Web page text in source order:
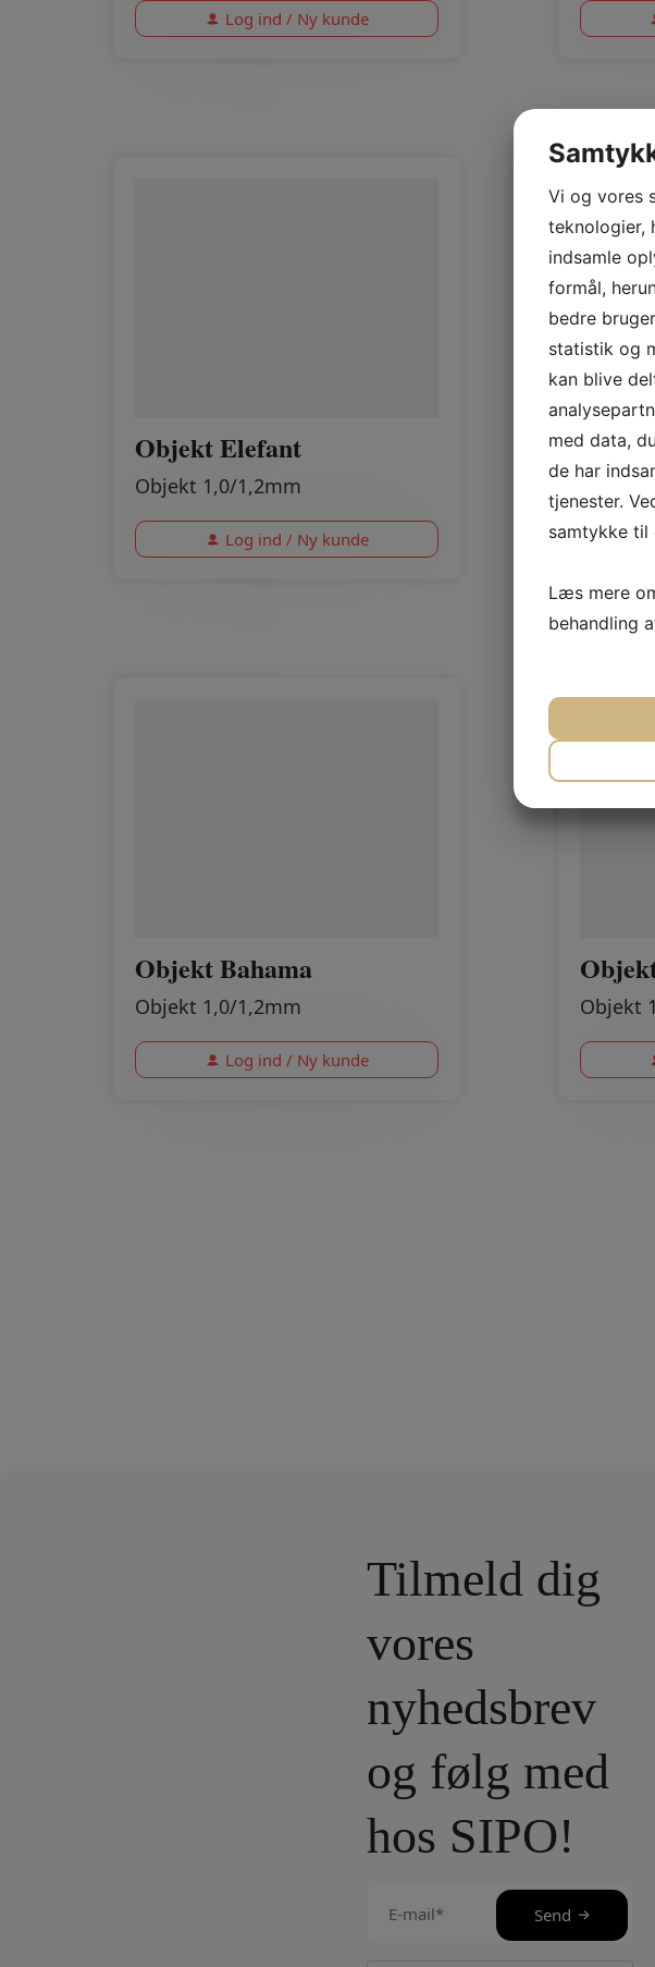
Log ind / Ny kunde
Objekt Elefant
Objekt 1,0/1,2mm
Log ind / Ny kunde
Objekt
Objekt Bahama
Objekt 1,0/1,2mm
Log ind / Ny kunde
Objekt
Tilmeld dig
vores
nyhedsbrev
og følg med
hos SIPO!
mail
Send
Vi og vores
teknologier,
indsamle
formål,
bedre
statistik og
kan blive
med data,
de har
tjenester.
samtykke til
Læs mere
behandling